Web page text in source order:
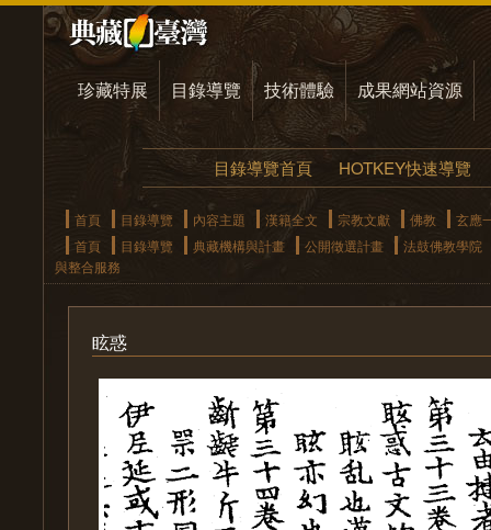
珍藏特展 目錄導覽 技術體驗 成果網站資源
目錄導覽首頁 HOTKEY快速導覽
首頁 目錄導覽 內容主題 漢籍全文 宗教文獻 佛教
玄應
首頁
目錄導覽 典藏機構與計畫 公開徵選計畫
法鼓佛教學院
與整合服務
眩惑